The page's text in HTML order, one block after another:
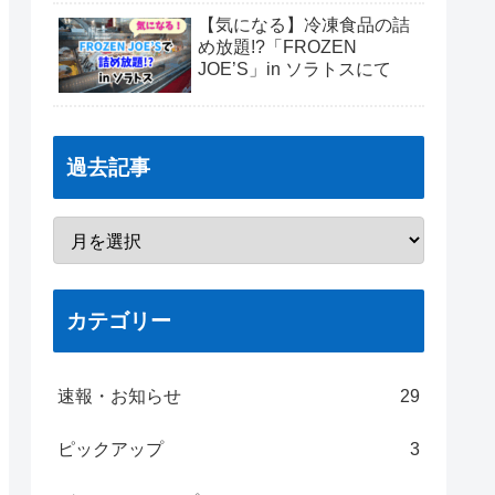
【気になる】冷凍食品の詰
め放題!?「FROZEN
JOE’S」in ソラトスにて
過去記事
カテゴリー
速報・お知らせ 29
ピックアップ 3